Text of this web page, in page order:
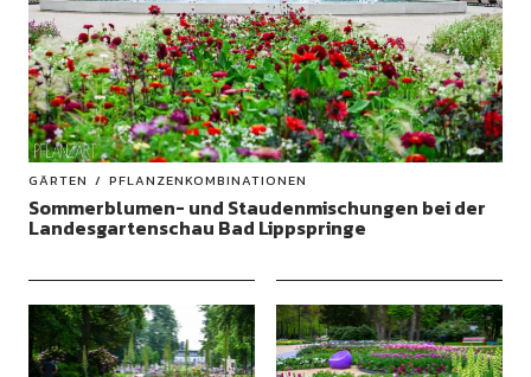
GÄRTEN PFLANZENKOMBINATIONEN
Sommerblumen- und Staudenmischungen bei der
Landesgartenschau Bad Lippspringe